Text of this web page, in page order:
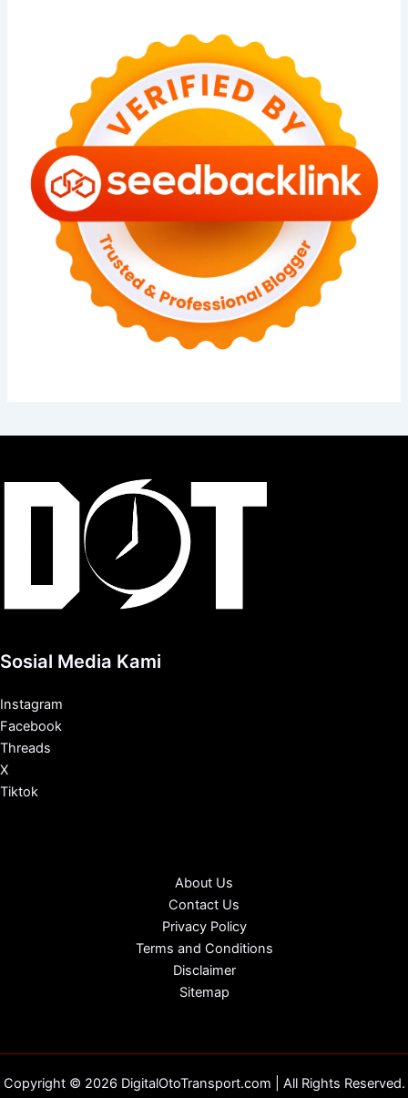
Sosial Media Kami
Instagram
Facebook
Threads
X
Tiktok
About Us
Contact Us
Privacy Policy
Terms and Conditions
Disclaimer
Sitemap
Copyright © 2026 DigitalOtoTransport.com | All Rights Reserved.